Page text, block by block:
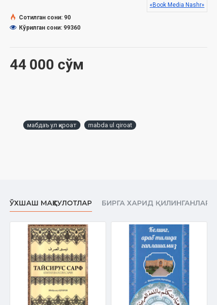
Муқоваси:
44 000 сўм
«Book Media Nashr»
Сотилган сони: 90
Кўрилган сони: 99360
мабдаъ ул қироат mabda ul qiroat
ЎХШАШ МАҲСУЛОТЛАР БИРГА ХАРИД ҚИЛИНГАНЛАР